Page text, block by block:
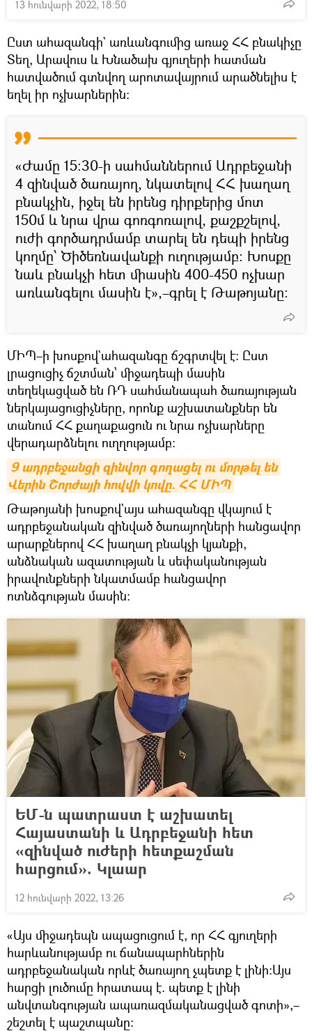
13 հունվարի 2022, 18:50
Ըստ ահազանգի` առևանգումից առաջ ՀՀ բնակիչը
Տեղ, Արավուս և Խնածախ գյուղերի հատման
հատվածում գտնվող արոտավայրում արածնելիս է
եղել իր ոչխարներին:
«Ժամը 15:30-ի սահմաններում Ադրբեջանի
4 զինված ծառայող, նկատելով ՀՀ խաղաղ
բնակչին, իջել են իրենց դիրքերից մոտ
150մ և նրա վրա գոռգոռալով, քաշքշելով,
ուժի գործադրմամբ տարել են դեպի իրենց
կողմը՝ Ծիծեռնավանքի ուղությամբ: Խոսքը
նաև բնակչի հետ միասին 400-450 ոչխար
առևանգելու մասին է»,–գրել է Թաթոյանը:
ՄԻՊ–ի խոսքով`ահազանգը ճշգրտվել է։ Ըստ
լրացուցիչ ճշտման՝ միջադեպի մասին
տեղեկացված են ՌԴ սահմանապահ ծառայության
ներկայացուցիչները, որոնք աշխատանքներ են
տանում ՀՀ քաղաքացուն ու նրա ոչխարները
վերադարձնելու ուղղությամբ:
9 ադրբեջանցի զինվոր գողացել ու մորթել են
Վերին Շորժայի հովվի կովը. ՀՀ ՄԻՊ
Թաթոյանի խոսքով`այս ահազանգը վկայում է
ադրբեջանական զինված ծառայողների հանցավոր
արարքներով ՀՀ խաղաղ բնակչի կյանքի,
անձնական ազատության և սեփականության
իրավունքների նկատմամբ հանցավոր
ոտնձգության մասին:
ԵՄ-ն պատրաստ է աշխատել
Հայաստանի և Ադրբեջանի հետ
«զինված ուժերի հետքաշման
հարցում». Կլաար
12 հունվարի 2022, 13:26
«Այս միջադեպն ապացուցում է, որ ՀՀ գյուղերի
հարևանությամբ ու ճանապարհներին
ադրբեջանական որևէ ծառայող չպետք է լինի:Այս
հարցի լուծումը հրատապ է. պետք է լինի
անվտանգության ապառազմականացված գոտի»,–
շեշտել է պաշտպանը։